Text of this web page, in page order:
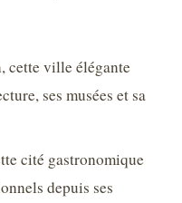
cette ville élégante
ses musées et sa
cité gastronomique
depuis ses